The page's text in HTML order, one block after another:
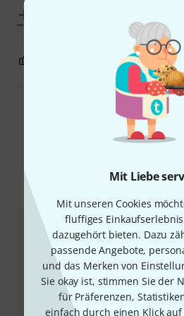
Mit Liebe
Mit unseren Cookies
fluffiges
dazugehört bieten. Dazu
passende Angebote,
und das Merken von
Sie okay ist, stimmen Sie der
für Präferenzen,
einfach durch einen Klick auf
BEWERTUNG
Alle
Alternativen